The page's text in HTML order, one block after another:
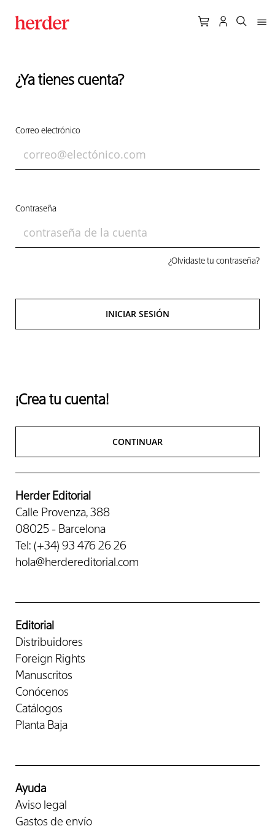
¿Ya tienes cuenta?
Correo electrónico
Contraseña
¿Olvidaste tu contraseña?
INICIAR SESIÓN
¡Crea tu cuenta!
CONTINUAR
Herder Editorial
Calle Provenza, 388
08025 - Barcelona
Tel: (+34) 93 476 26 26
hola@herdereditorial.com
Editorial
Distribuidores
Foreign Rights
Manuscritos
Conócenos
Catálogos
Planta Baja
Ayuda
Aviso legal
Gastos de envío